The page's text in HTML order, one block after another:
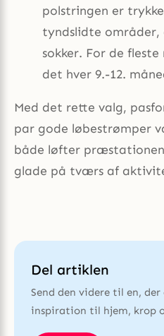
polstringen er
tyndslidte
sokker. For de
det hver 9.-12.
Med det rette valg,
par gode løbestrømper
både løfter
glade på tværs af
Del artiklen
Send den videre til en,
inspiration til hjem, krop